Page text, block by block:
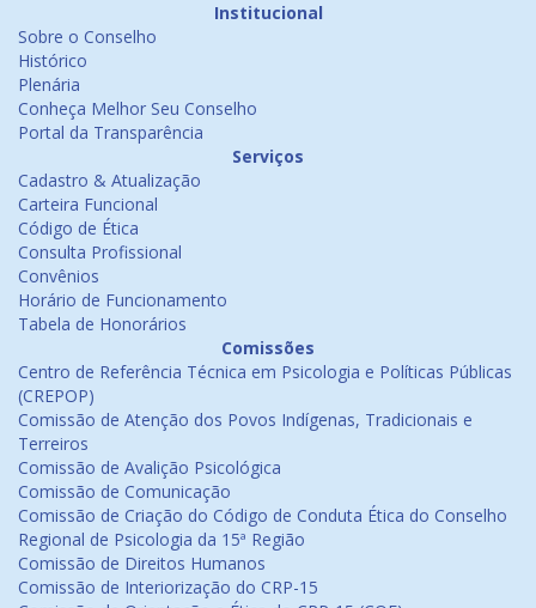
Institucional
Sobre o Conselho
Histórico
Plenária
Conheça Melhor Seu Conselho
Portal da Transparência
Serviços
Cadastro & Atualização
Carteira Funcional
Código de Ética
Consulta Profissional
Convênios
Horário de Funcionamento
Tabela de Honorários
Comissões
Centro de Referência Técnica em Psicologia e Políticas Públicas
(CREPOP)
Comissão de Atenção dos Povos Indígenas, Tradicionais e
Terreiros
Comissão de Avalição Psicológica
Comissão de Comunicação
Comissão de Criação do Código de Conduta Ética do Conselho
Regional de Psicologia da 15ª Região
Comissão de Direitos Humanos
Comissão de Interiorização do CRP-15